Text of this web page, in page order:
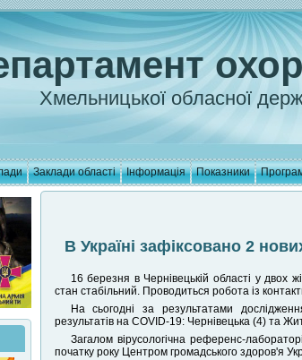
Хмельницької обласної
Заклади області Інформація Показники
В Україні зафіксовано 2
16 березня в Чернівецькій області у двох
стан стабільний. Проводиться робота із
На сьогодні за результатами
результатів на COVID-19: Чернівецька (4) та
Загалом вірусологічна референс-
початку року Центром громадського здоров'я